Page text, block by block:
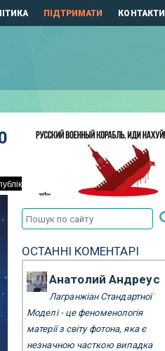
ПІДТРИМАТИ КОНТАКТИ
ОСТАННІ КОМЕНТАРІ
Анатолий Андреус
Лагранжіан Стандартної
Моделі - це феноменологія
матерії з світу фотона, яка є
незначною часткою випадка